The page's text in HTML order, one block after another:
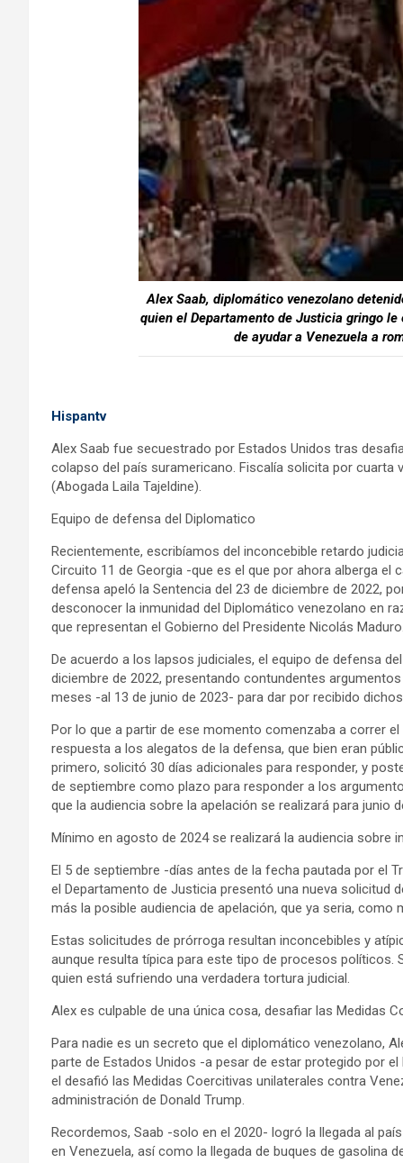
Alex Saab, diplomático venezolano
quien el Departamento de Justicia gringo
de ayudar a Venezuela a
Hispantv
Alex Saab fue secuestrado por Estados Unidos tras
colapso del país suramericano. Fiscalía solicita por cuarta
(Abogada Laila Tajeldine).
Equipo de defensa del Diplomatico
Recientemente, escribíamos del inconcebible retardo
Circuito 11 de Georgia -que es el que por ahora alberga
defensa apeló la Sentencia del 23 de diciembre de 2022,
desconocer la inmunidad del Diplomático venezolano en
que representan el Gobierno del Presidente Nicolás Maduro.
De acuerdo a los lapsos judiciales, el equipo de defensa
diciembre de 2022, presentando contundentes
meses -al 13 de junio de 2023- para dar por recibido
Por lo que a partir de ese momento comenzaba a correr
respuesta a los alegatos de la defensa, que bien eran
primero, solicitó 30 días adicionales para responder, y
de septiembre como plazo para responder a los
que la audiencia sobre la apelación se realizará para junio
Mínimo en agosto de 2024 se realizará la audiencia sobre
El 5 de septiembre -días antes de la fecha pautada por el
el Departamento de Justicia presentó una nueva solicitud
más la posible audiencia de apelación, que ya seria, como
Estas solicitudes de prórroga resultan inconcebibles y
aunque resulta típica para este tipo de procesos políticos.
quien está sufriendo una verdadera tortura judicial.
Alex es culpable de una única cosa, desafiar las Medidas
Para nadie es un secreto que el diplomático venezolano,
parte de Estados Unidos -a pesar de estar protegido por
el desafió las Medidas Coercitivas unilaterales contra
administración de Donald Trump.
Recordemos, Saab -solo en el 2020- logró la llegada al
en Venezuela, así como la llegada de buques de gasolina